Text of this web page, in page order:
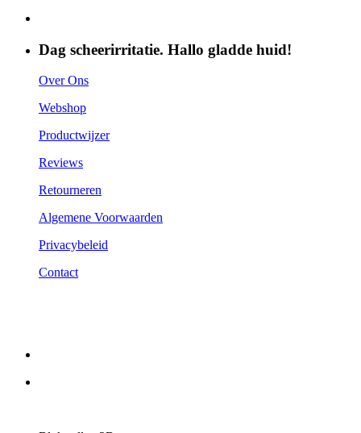
Dag scheerirritatie. Hallo gladde huid!
Over Ons
Webshop
Productwijzer
Reviews
Retourneren
Algemene Voorwaarden
Privacybeleid
Contact